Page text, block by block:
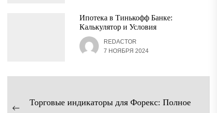
Ипотека в Тинькофф Банке:
Калькулятор и Условия
REDACTOR
7 НОЯБРЯ 2024
Навигация
Торговые индикаторы для Форекс: Полное